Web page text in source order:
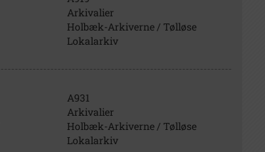
Arkivalier
Holbæk-Arkiverne / Tølløse
Lokalarkiv
A931
Arkivalier
Holbæk-Arkiverne / Tølløse
Lokalarkiv